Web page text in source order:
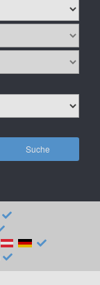
Suche